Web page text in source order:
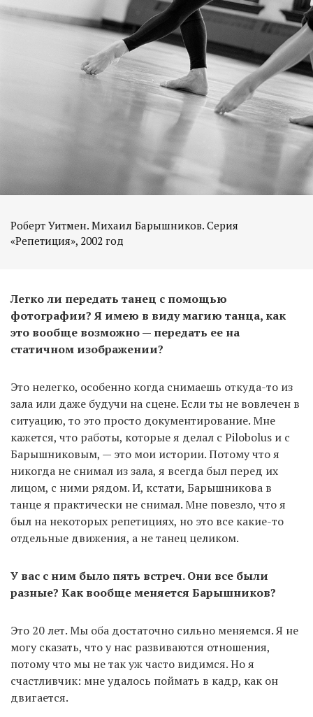
Роберт Уитмен. Михаил Барышников. Серия
«Репетиция», 2002 год
Легко ли передать танец с помощью
фотографии? Я имею в виду магию танца, как
это вообще возможно — передать ее на
статичном изображении?
Это нелегко, особенно когда снимаешь откуда-то из
зала или даже будучи на сцене. Если ты не вовлечен в
ситуацию, то это просто документирование. Мне
кажется, что работы, которые я делал с Pilobolus и с
Барышниковым, — это мои истории. Потому что я
никогда не снимал из зала, я всегда был перед их
лицом, с ними рядом. И, кстати, Барышникова в
танце я практически не снимал. Мне повезло, что я
был на некоторых репетициях, но это все какие-то
отдельные движения, а не танец целиком.
У вас с ним было пять встреч. Они все были
разные? Как вообще меняется Барышников?
Это 20 лет. Мы оба достаточно сильно меняемся. Я не
могу сказать, что у нас развиваются отношения,
потому что мы не так уж часто видимся. Но я
счастливчик: мне удалось поймать в кадр, как он
двигается.